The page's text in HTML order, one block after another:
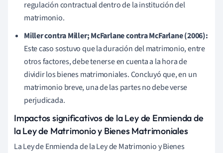
regulación contractual dentro de la institución del
matrimonio.
Miller contra Miller; McFarlane contra McFarlane (2006):
Este caso sostuvo que la duración del matrimonio, entre
otros factores, debe tenerse en cuenta a la hora de
dividir los bienes matrimoniales. Concluyó que, en un
matrimonio breve, una de las partes no debe verse
perjudicada.
Impactos significativos de la Ley de Enmienda de
la Ley de Matrimonio y Bienes Matrimoniales
La Ley de Enmienda de la Ley de Matrimonio y Bienes